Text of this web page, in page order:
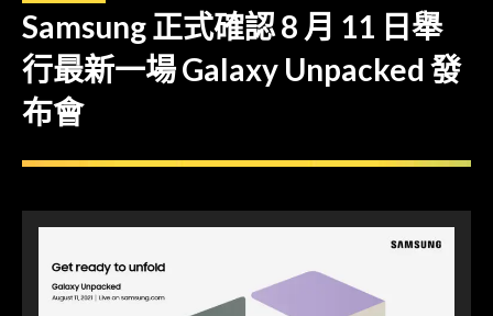
Samsung 正式確認 8 月 11 日舉
行最新一場 Galaxy Unpacked 發
布會